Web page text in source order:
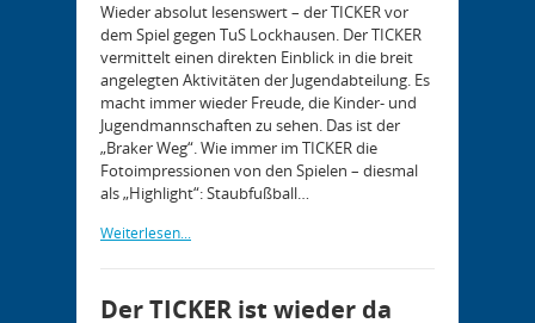
Wieder absolut lesenswert – der TICKER vor
dem Spiel gegen TuS Lockhausen. Der TICKER
vermittelt einen direkten Einblick in die breit
angelegten Aktivitäten der Jugendabteilung. Es
macht immer wieder Freude, die Kinder- und
Jugendmannschaften zu sehen. Das ist der
„Braker Weg“. Wie immer im TICKER die
Fotoimpressionen von den Spielen – diesmal
als „Highlight“: Staubfußball…
Weiterlesen...
Der TICKER ist wieder da